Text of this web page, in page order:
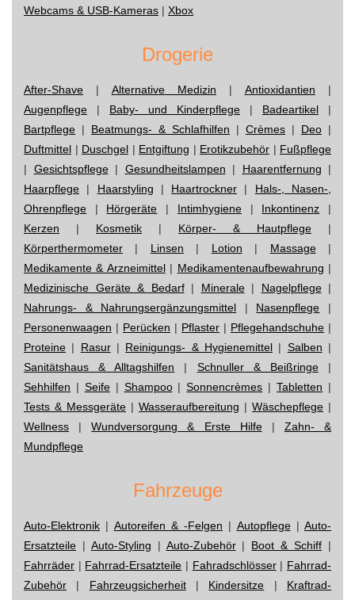
Webcams & USB-Kameras | Xbox
Drogerie
After-Shave | Alternative Medizin | Antioxidantien |
Augenpflege | Baby- und Kinderpflege | Badeartikel |
Bartpflege | Beatmungs- & Schlafhilfen | Crèmes | Deo |
Duftmittel | Duschgel | Entgiftung | Erotikzubehör | Fußpflege
| Gesichtspflege| Gesundheitslampen | Haarentfernung |
Haarpflege | Haarstyling | Haartrockner | Hals-, Nasen-,
Ohrenpflege | Hörgeräte | Intimhygiene| Inkontinenz |
Kerzen | Kosmetik | Körper- & Hautpflege |
Körperthermometer | Linsen | Lotion | Massage|
Medikamente & Arzneimittel| Medikamentenaufbewahrung |
Medizinische Geräte & Bedarf| Minerale| Nagelpflege|
Nahrungs- & Nahrungsergänzungsmittel | Nasenpflege |
Personenwaagen | Perücken | Pflaster | Pflegehandschuhe |
Proteine | Rasur| Reinigungs- & Hygienemittel | Salben |
Sanitätshaus & Alltagshilfen | Schnuller & Beißringe|
Sehhilfen | Seife| Shampoo|Sonnencrèmes |Tabletten |
Tests & Messgeräte | Wasseraufbereitung | Wäschepflege |
Wellness |Wundversorgung & Erste Hilfe| Zahn- &
Mundpflege
Fahrzeuge
Auto-Elektronik | Autoreifen & -Felgen | Autopflege| Auto-
Ersatzteile | Auto-Styling | Auto-Zubehör| Boot & Schiff |
Fahrräder | Fahrrad-Ersatzteile | Fahradschlösser| Fahrrad-
Zubehör | Fahrzeugsicherheit| Kindersitze | Kraftrad-